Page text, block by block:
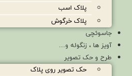
پلاک اسب
پلاک خرگوش
جاسوئچی
آویز ها ، زنگوله و…
طرح و حک تصویر
حک تصویر روی پلاک